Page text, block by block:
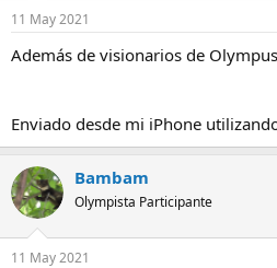
https://youtu.be/YzVXz-k4Z2o
11 May 2021
Además de visionarios de Olympus
Enviado desde mi iPhone
Bambam
Olympista Participante
11 May 2021